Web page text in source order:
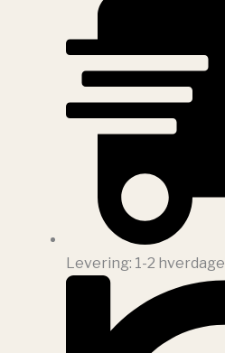
Levering: 1-2 hverdage